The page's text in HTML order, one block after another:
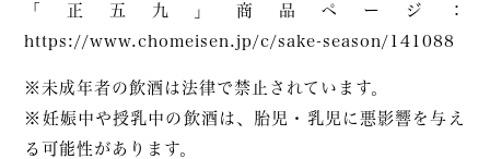
「正五九」商品ページ：
https://www.chomeisen.jp/c/sake-season/141088
※未成年者の飲酒は法律で禁止されています。
※妊娠中や授乳中の飲酒は、胎児・乳児に悪影響を与え
る可能性があります。